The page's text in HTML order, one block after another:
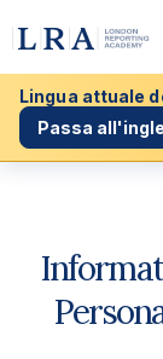
Lingua attuale
Passa